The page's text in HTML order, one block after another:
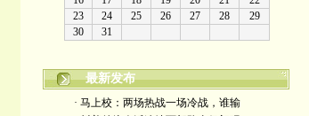
最新发布
· 马上校：两场热战一场冷战，谁输